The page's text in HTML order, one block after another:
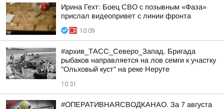
Ирина Гехт: Боец СВО с позывным «Фаза»
прислал видеопривет с линии фронта
10:09
#архив_ТАСС_Северо_Запад. Бригада
рыбаков направляется на лов семги к участку
"Ольховый куст" на реке Неруте
10:31
#ОПЕРАТИВНАЯСВОДКАНАО. За 7 августа